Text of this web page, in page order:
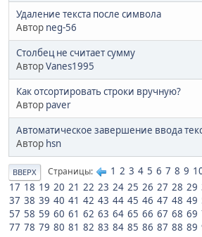
Удаление текста после символа
Автор neg-56
Столбец не считает сумму
АвторVanes1995
Как отсортировать строки вручную?
Автор paver
Автоматическое завершение ввода
Автор hsn
ВВЕРХ Страницы 1 2 3 4 5 6 7 8 9
17 18 19 20 21 22 23 24 25 26 27 28 29
37 38 39 40 41 42 43 44 45 46 47 48 49
57 58 59 60 61 62 63 64 65 66 67 68 69
77 78 79 80 81 82 83 84 85 86 87 88 89